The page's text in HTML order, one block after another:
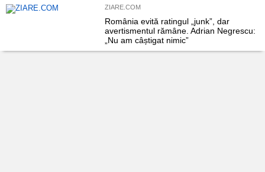
ZIARE.COM
România evită ratingul „junk”, dar
avertismentul rămâne. Adrian Negrescu:
„Nu am câștigat nimic”